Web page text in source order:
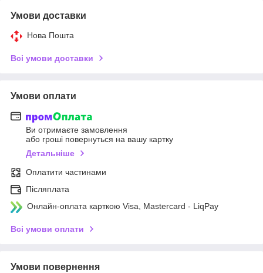
Умови доставки
Нова Пошта
Всі умови доставки
Умови оплати
Ви отримаєте замовлення
або гроші повернуться на вашу картку
Детальніше
Оплатити частинами
Післяплата
Онлайн-оплата карткою Visa, Mastercard - LiqPay
Всі умови оплати
Умови повернення